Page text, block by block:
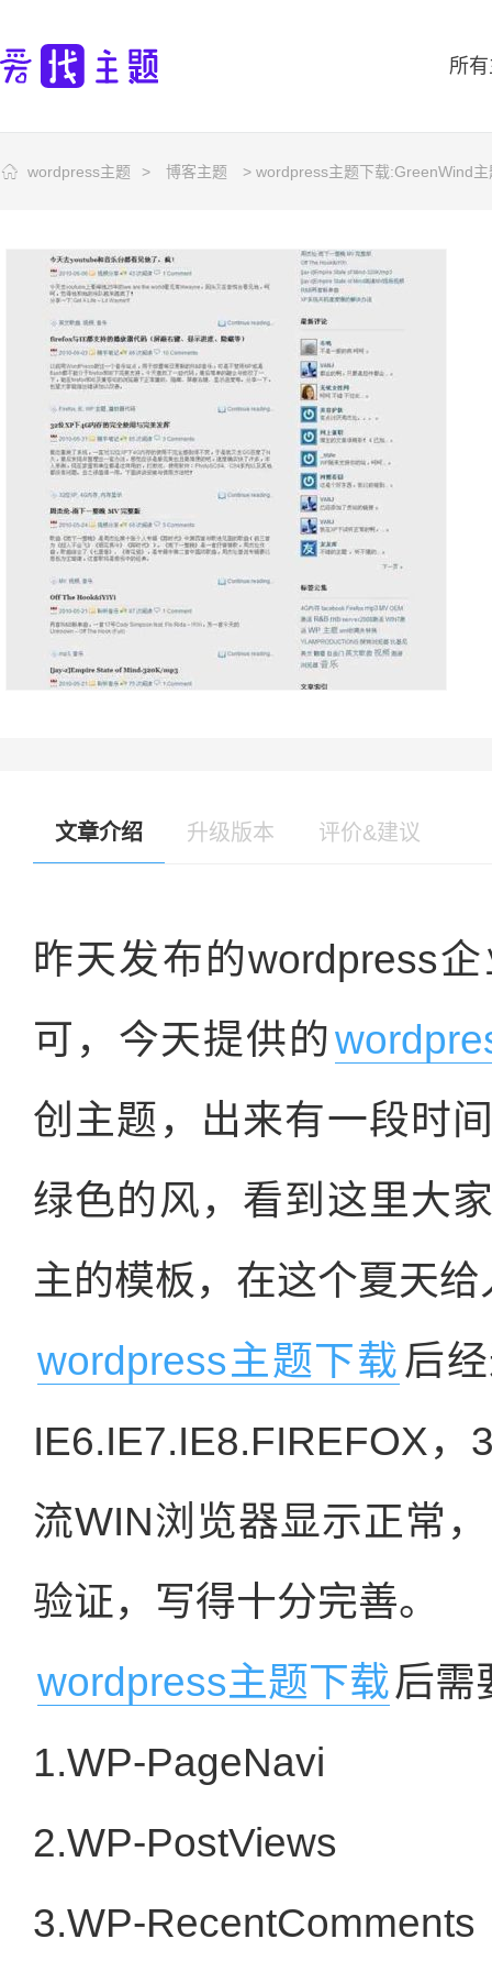
所
wordpress主题 > 博客主题 > wordpress主题下载:GreenWind主
文章介绍 升级版本 评价&建议
昨天发布的wordpress
可，今天提供的
创主题，出来有一段时
绿色的风，看到这里大
主的模板，在这个夏天
wordpress主题下载 后
IE6.IE7.IE8.FIREFOX
流WIN浏览器显示正常
验证，写得十分完善。
wordpress主题下载后需
1.WP-PageNavi
2.WP-PostViews
3.WP-RecentComments